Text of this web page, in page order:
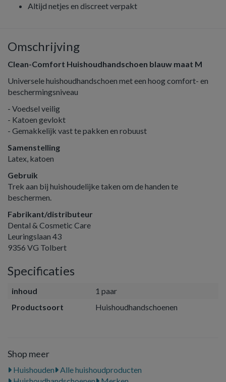
Altijd netjes en discreet verpakt
Omschrijving
Clean-Comfort Huishoudhandschoen blauw maat M
Universele huishoudhandschoen met een hoog comfort- en
beschermingsniveau
- Voedsel veilig
- Katoen gevlokt
- Gemakkelijk vast te pakken en robuust
Samenstelling
Latex, katoen
Gebruik
Trek aan bij huishoudelijke taken om de handen te
beschermen.
Fabrikant/distributeur
Dental & Cosmetic Care
Leuringslaan 43
9356 VG Tolbert
Specificaties
inhoud
1 paar
Productsoort
Huishoudhandschoenen
Shop meer
Huishouden
Alle huishoudproducten